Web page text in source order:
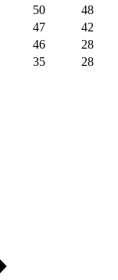
50
48
47
42
46
28
35
28